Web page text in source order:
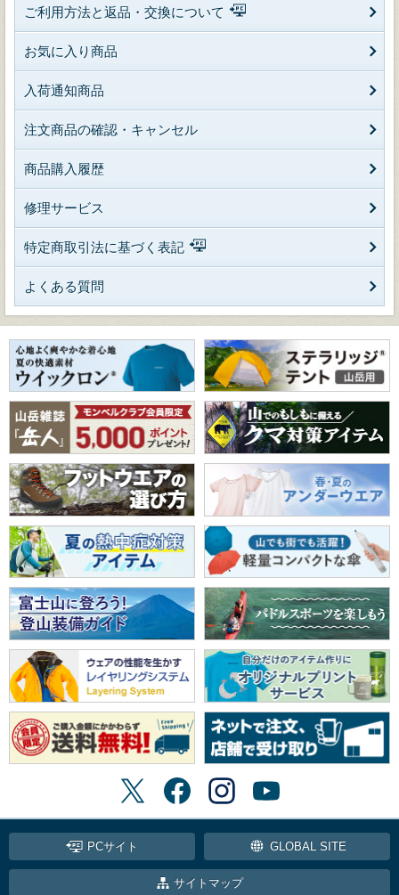
ご利用方法と返品・交換について
お気に入り商品
入荷通知商品
注文商品の確認・キャンセル
商品購入履歴
修理サービス
特定商取引法に基づく表記
よくある質問
PCサイト GLOBAL SITE
サイトマップ